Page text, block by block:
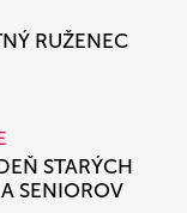
RUŽENEC
STARÝCH
SENIOROV